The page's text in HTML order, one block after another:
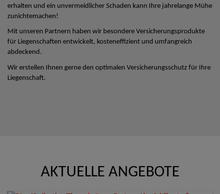
erhalten und ein unvermeidlicher Schaden kann Ihre jahrelange Mühe
zunichtemachen!
Mit unseren Partnern haben wir besondere Versicherungsprodukte
für Liegenschaften entwickelt, kosteneffizient und umfangreich
abdeckend.
Wir erstellen Ihnen gerne den optimalen Versicherungsschutz für Ihre
Liegenschaft.
AKTUELLE ANGEBOTE